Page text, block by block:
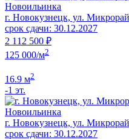
Новоильинка
г. Новокузнецк, ул.
срок сдачи: 30.12.2027
2 112 500 ₽
125 000/м2
16.9 м2
-1 эт.
Новоильинка
г. Новокузнецк, ул.
срок сдачи: 30.12.2027